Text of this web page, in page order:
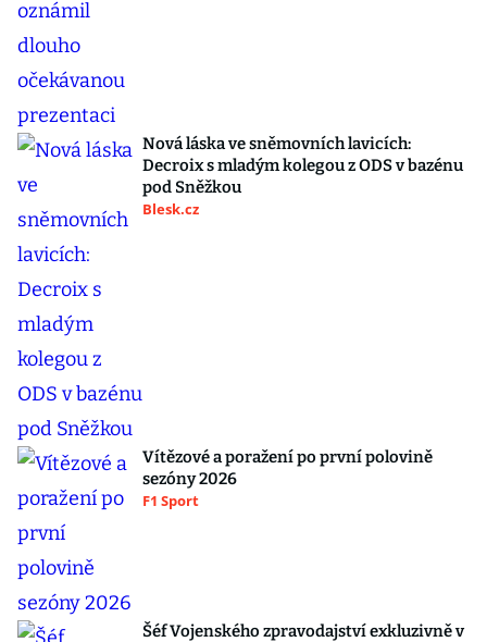
Nová láska ve sněmovních lavicích:
Decroix s mladým kolegou z ODS v bazénu
pod Sněžkou
Blesk.cz
Vítězové a poražení po první polovině
sezóny 2026
F1 Sport
Šéf Vojenského zpravodajství exkluzivně v